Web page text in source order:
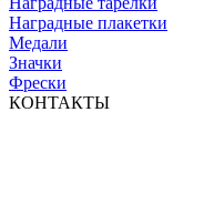
Наградные плакетки
Медали
Значки
Фрески
КОНТАКТЫ